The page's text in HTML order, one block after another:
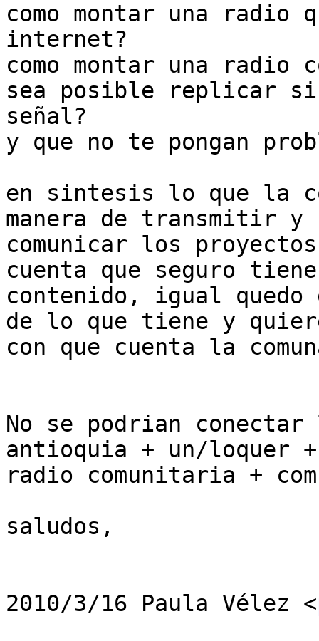
como montar una
internet?
como montar una
sea posible replicar si
señal?
y que no te pongan
en sintesis lo que la
manera de transmitir y
comunicar los
cuenta que seguro tiene
contenido, igual quedo
de lo que tiene y
con que cuenta la
No se podrian
antioquia + un/loquer +
radio comunitaria +
saludos,
2010/3/16 Paula Vélez <